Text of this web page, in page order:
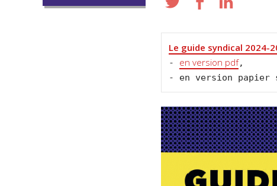
Le guide syndical 2024-
- en version pdf,
- en version papier